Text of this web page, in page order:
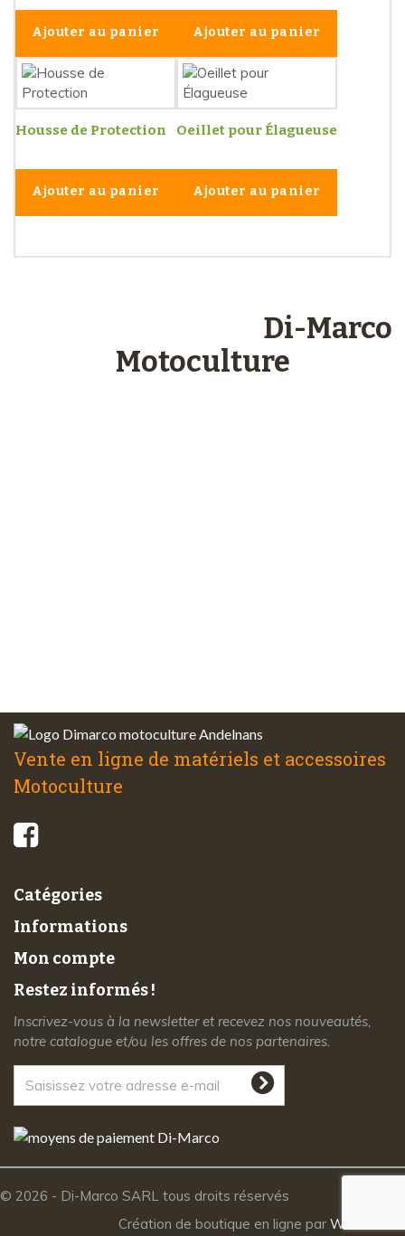
Ajouter au panier Ajouter au panier
Housse de Protection
Ajouter au panier
Oeillet pour Élagueuse
Ajouter au panier
Di-Marco
Motoculture
Vente en ligne de matériels et accessoires
Motoculture
Catégories
Informations
Mon compte
Restez informés !
Inscrivez-vous à la newsletter et recevez nos nouveautés,
notre catalogue et/ou les offres de nos partenaires.
© 2026 - Di-Marco SARL tous droits réservés
Création de boutique en ligne par Webrelief.fr